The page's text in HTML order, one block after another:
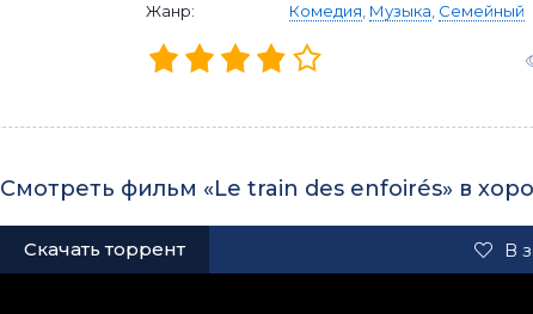
Жанр:
Комедия Музыка Семейный
Смотреть фильм «Le train des enfoirés» в
Скачать торрент В